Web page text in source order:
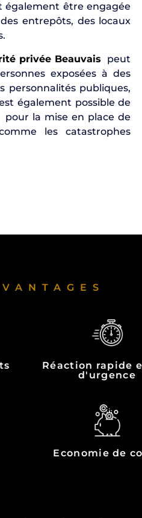
également être engagée
entrepôts, des locaux
privée Beauvais peut
exposées à des
personnalités publiques,
également possible de
pour la mise en place de
les catastrophes
Réaction rapide
d'urgence
Economie de